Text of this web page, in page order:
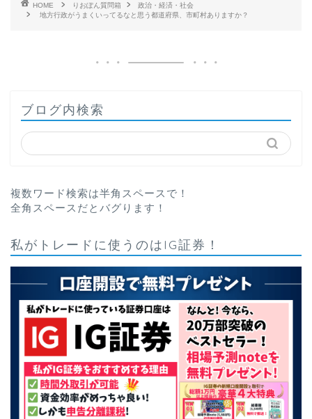
HOME りおぽん質問箱
政治・経済・社会
地方行政がうまくいってるなと思う都道府県、市町村ありますか？
ブログ内検索
複数ワード検索は半角スペースで！
全角スペースだとバグります！
私がトレードに使うのはIG証券！